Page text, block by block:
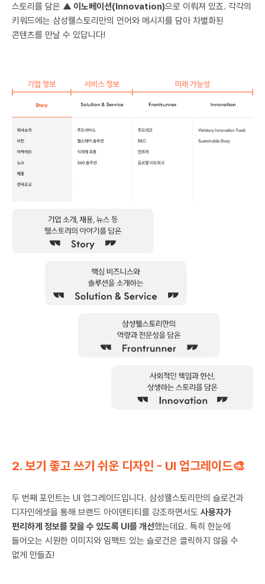
스토리를 담은 ▲ 이노베이션(Innovation)으로 이뤄져 있죠. 각각의
키워드에는 삼성웰스토리만의 언어와 메시지를 담아 차별화된
콘텐츠를 만날 수 있답니다!
2. 보기 좋고 쓰기 쉬운 디자인 - UI 업그레이드🎨
두 번째 포인트는 UI 업그레이드입니다. 삼성웰스토리만의 슬로건과
디자인에셋을 통해 브랜드 아이덴티티를 강조하면서도 사용자가
편리하게 정보를 찾을 수 있도록 UI를 개선했는데요. 특히 한눈에
들어오는 시원한 이미지와 임팩트 있는 슬로건은 클릭하지 않을 수
없게 만들죠!